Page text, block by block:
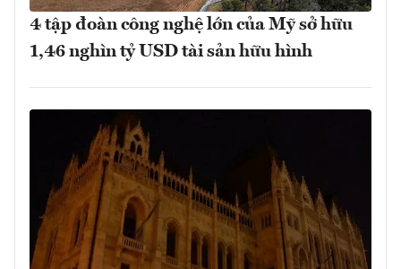
4 tập đoàn công nghệ lớn của Mỹ sở hữu
1,46 nghìn tỷ USD tài sản hữu hình